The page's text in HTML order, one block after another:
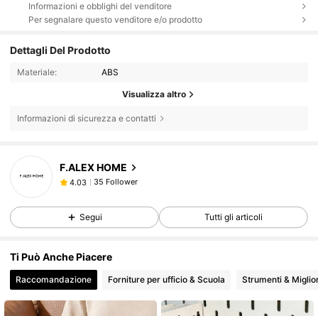
Informazioni e obblighi del venditore
Per segnalare questo venditore e/o prodotto
Dettagli Del Prodotto
Materiale: ABS
Visualizza altro
Informazioni di sicurezza e contatti
F.ALEX HOME
4.03
35 Follower
b***i segue1 giorno fa
4.03 35 Follower
4.03 35 Follower
4.03 35 Follower
Segui Tutti gli articoli
Ti Può Anche Piacere
Raccomandazione Forniture per ufficio & Scuola Strumenti &